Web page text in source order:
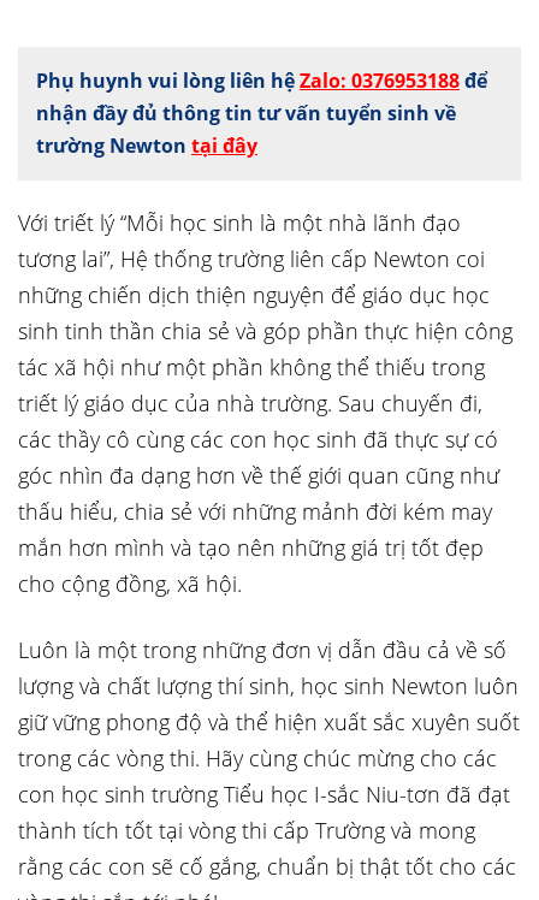
Phụ huynh vui lòng liên hệZalo: 0376953188để
nhận đầy đủ thông tin tư vấn tuyển sinh về
trường Newton tại đây
Với triết lý “Mỗi học sinh là một nhà lãnh đạo
tương lai”, Hệ thống trường liên cấp Newton coi
những chiến dịch thiện nguyện để giáo dục học
sinh tinh thần chia sẻ và góp phần thực hiện công
tác xã hội như một phần không thể thiếu trong
triết lý giáo dục của nhà trường. Sau chuyến đi,
các thầy cô cùng các con học sinh đã thực sự có
góc nhìn đa dạng hơn về thế giới quan cũng như
thấu hiểu, chia sẻ với những mảnh đời kém may
mắn hơn mình và tạo nên những giá trị tốt đẹp
cho cộng đồng, xã hội.
Luôn là một trong những đơn vị dẫn đầu cả về số
lượng và chất lượng thí sinh, học sinh Newton luôn
giữ vững phong độ và thể hiện xuất sắc xuyên suốt
trong các vòng thi. Hãy cùng chúc mừng cho các
con học sinh trường Tiểu học I-sắc Niu-tơn đã đạt
thành tích tốt tại vòng thi cấp Trường và mong
rằng các con sẽ cố gắng, chuẩn bị thật tốt cho các